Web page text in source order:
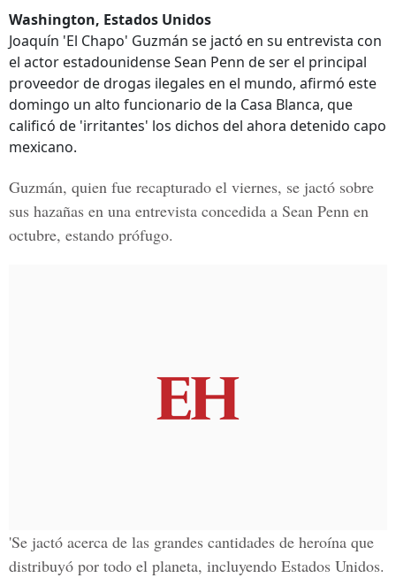
Washington, Estados Unidos
Joaquín 'El Chapo' Guzmán se jactó en su entrevista con
el actor estadounidense Sean Penn de ser el principal
proveedor de drogas ilegales en el mundo, afirmó este
domingo un alto funcionario de la Casa Blanca, que
calificó de 'irritantes' los dichos del ahora detenido capo
mexicano.
Guzmán, quien fue recapturado el viernes, se jactó sobre
sus hazañas en una entrevista concedida a Sean Penn en
octubre, estando prófugo.
'Se jactó acerca de las grandes cantidades de heroína que
distribuyó por todo el planeta, incluyendo Estados Unidos.